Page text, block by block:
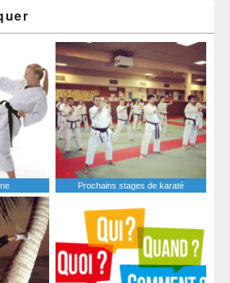
Prochains stages de karaté